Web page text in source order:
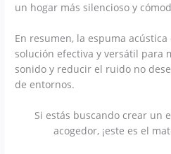
un hogar más silencioso y
En resumen, la espuma
solución efectiva y versátil para
sonido y reducir el ruido no
de entornos.
Si estás buscando crear un
acogedor, ¡este es el